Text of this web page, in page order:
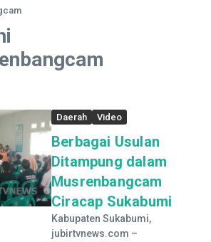
Daerah Video
Berbagai Usulan
Ditampung dalam
Musrenbangcam
Ciracap Sukabumi
Kabupaten Sukabumi,
jubirtvnews.com –